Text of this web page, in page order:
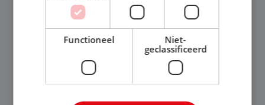
Aalsmeer, Noord-Holland, Nederland
33-36 uur
MBO
Een vakantie plannen is het leukste dat er is. Of
het nu voor jezelf is, of voor een ander: jij vindt
Functioneel
Niet-
geclassificeerd